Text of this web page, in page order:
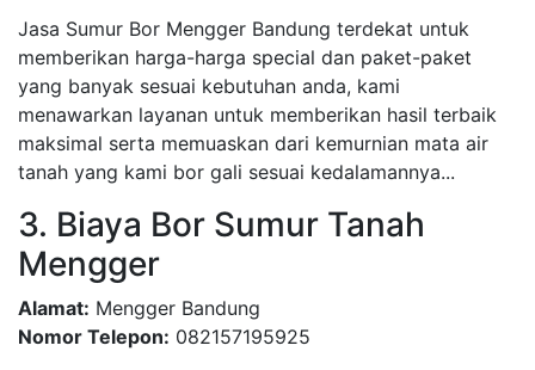
Jasa Sumur Bor Mengger Bandung terdekat untuk
memberikan harga-harga special dan paket-paket
yang banyak sesuai kebutuhan anda, kami
menawarkan layanan untuk memberikan hasil terbaik
maksimal serta memuaskan dari kemurnian mata air
tanah yang kami bor gali sesuai kedalamannya...
3. Biaya Bor Sumur Tanah
Mengger
Alamat: Mengger Bandung
Nomor Telepon: 082157195925